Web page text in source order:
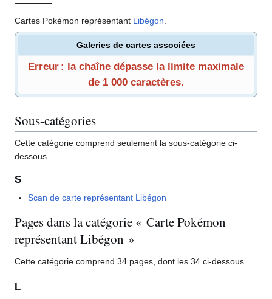
Cartes Pokémon représentant Libégon
Galeries de cartes associées
Erreur : la chaîne dépasse la limite maximale
de 1 000 caractères.
Sous-catégories
Cette catégorie comprend seulement la sous-catégorie ci-
dessous.
S
Scan de carte représentant Libégon
Pages dans la catégorie « Carte Pokémon
représentant Libégon »
Cette catégorie comprend 34 pages, dont les 34 ci-dessous.
L